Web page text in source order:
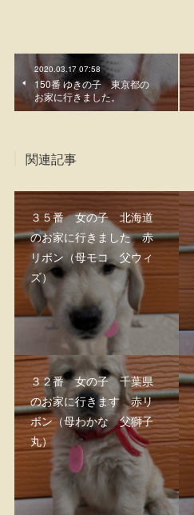
2020.03.17 07:58
150番 ゆきの子 東京都の
お家に行きました。
関連記事
３５番 女の子 北海道
のお家に行きました 赤
リボン（母モコ 父ウィ
ズ）
３２番 女の子 千葉県
のお家に行きます 赤リ
ボン（母わかな 父獅子
丸）